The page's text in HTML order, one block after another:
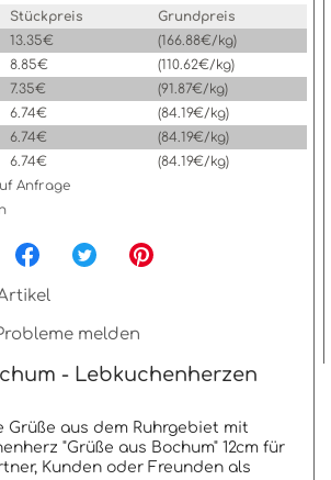
Stückpreis
Grundpreis
13.35€
(166.88€/kg)
8.85€
(110.62€/kg)
7.35€
(91.87€/kg)
6.74€
(84.19€/kg)
6.74€
(84.19€/kg)
6.74€
(84.19€/kg)
Anfrage
melden
- Lebkuchenherzen
Grüße aus dem Ruhrgebiet mit
"Grüße aus Bochum" 12cm für
Kunden oder Freunden als